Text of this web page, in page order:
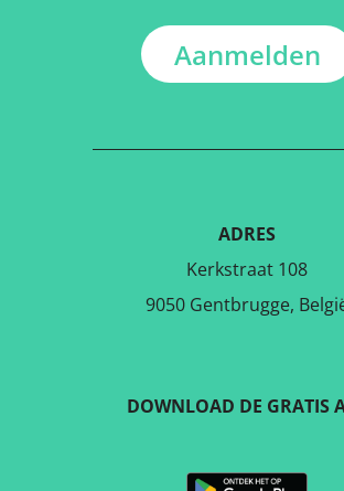
Aanmelden
ADRES
Kerkstraat 108
9050 Gentbrugge,
DOWNLOAD DE GRATIS